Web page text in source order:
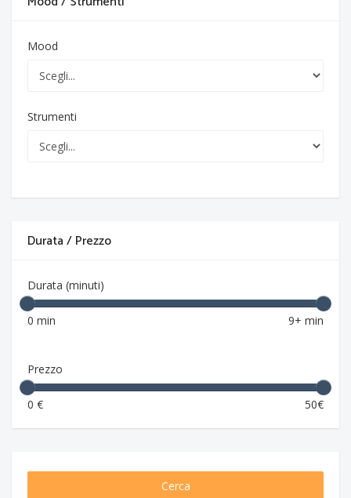
Mood
Strumenti
Durata / Prezzo
Durata (minuti)
0 min 9+ min
Prezzo
0 € 50€
Cerca